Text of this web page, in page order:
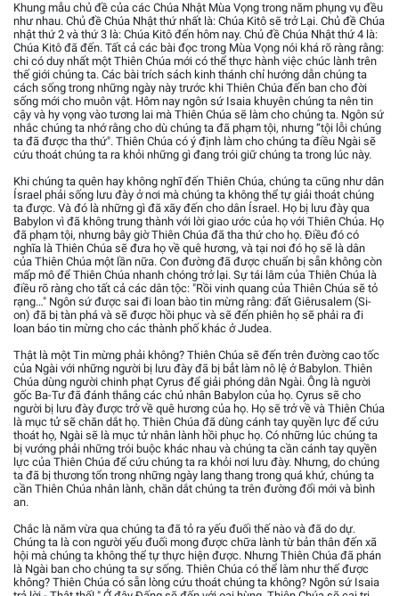
Khung mẫu chủ đề của các Chúa Nhật Mùa Vọng trong năm phụng vụ đều
như nhau. Chủ đề Chúa Nhật thứ nhất là: Chúa Kitô sẽ trở Lại. Chủ đề Chúa
nhật thứ 2 và thứ 3 là: Chúa Kitô đến hôm nay. Chủ đề Chúa Nhật thứ 4 là:
Chúa Kitô đã đến. Tất cả các bài đọc trong Mùa Vọng nói khá rõ ràng rằng:
chi có duy nhất một Thiên Chúa mới có thể thực hành việc chúc lành trên
thế giới chúng ta. Các bài trích sách kinh thánh chỉ hướng dẫn chúng ta
cách sống trong những ngày này trước khi Thiên Chúa đến ban cho đời
sống mới cho muôn vật. Hôm nay ngôn sứ Isaia khuyên chúng ta nên tin
cậy và hy vọng vào tương lai mà Thiên Chúa sẽ làm cho chúng ta. Ngôn sứ
nhắc chúng ta nhớ rằng cho dù chúng ta đã phạm tội, nhưng “tội lỗi chúng
ta đã được tha thứ". Thiên Chúa có ý định làm cho chúng ta điều Ngài sẽ
cứu thoát chúng ta ra khỏi những gì đang trói giữ chúng ta trong lúc này.
Khi chúng ta quên hay không nghĩ đến Thiên Chúa, chúng ta cũng như dân
Ísrael phải sống lưu đày ở nơi mà chúng ta không thể tự giải thoát chúng
ta được. Và đó là những gì đã xãy đến cho dân Ísrael. Họ bị lưu đày qua
Babylon vì đã không trung thành với lời giao ước của họ với Thiên Chúa. Họ
đã phạm tội, nhưng bây giờ Thiên Chúa đã tha thứ cho họ. Điều đó có
nghĩa là Thiên Chúa sẽ đưa họ về quê hương, và tại nơi đó họ sẽ là dân
của Thiên Chúa một lần nữa. Con đường đã được chuẩn bị sẵn không còn
mấp mô để Thiên Chúa nhanh chóng trở lại. Sự tái lâm của Thiên Chúa là
điều rõ ràng cho tất cả các dân tộc: "Rồi vinh quang của Thiên Chúa sẽ tỏ
rạng…" Ngôn sứ được sai đi loan bào tin mừng rằng: đất Giêrusalem (Si-
on) đã bị tàn phá và sẽ được hồi phục và sẽ đến phiên họ sẽ phải ra đi
loan báo tin mừng cho các thành phố khác ở Judea.
Thật là một Tin mừng phải không? Thiên Chúa sẽ đến trên đường cao tốc
của Ngài với những người bị lưu đày đã bị bẳt làm nô lệ ở Babylon. Thiên
Chúa dùng người chinh phạt Cyrus để giải phóng dân Ngài. Ông là người
gốc Ba-Tư đã đánh thắng các chủ nhân Babylon của họ. Cyrus sẽ cho
người bị lưu đày được trở về quê hương của họ. Họ sẽ trở về và Thiên Chúa
là mục tử sẽ chăn dắt họ. Thiên Chúa đã dùng cánh tay quyền lực để cứu
thoát họ, Ngài sẽ là mục tử nhân lành hồi phục họ. Có những lúc chúng ta
bị vướng phải những trói buộc khác nhau và chúng ta cần cánh tay quyền
lực của Thiên Chúa để cứu chúng ta ra khỏi nơi lưu đày. Nhưng, do chúng
ta đã bị thương tổn trong những ngày lang thang trong quá khứ, chúng ta
cần Thiên Chúa nhân lành, chăn dắt chúng ta trên đường đổi mới và bình
an.
Chắc là năm vừa qua chúng ta đã tỏ ra yếu đuối thế nào và đã do dự.
Chúng ta là con người yếu đuối mong được chữa lành từ bản thân đến xã
hội mà chúng ta không thể tự thực hiện được. Nhưng Thiên Chúa đã phán
là Ngài ban cho chúng ta sự sống. Thiên Chúa có thể làm như thế được
không? Thiên Chúa có sẵn lòng cứu thoát chúng ta không? Ngôn sứ Isaia